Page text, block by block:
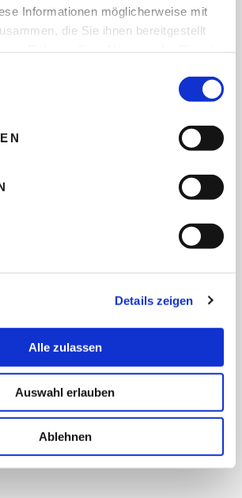
Informationen möglicherweise mit
die Sie ihnen bereitgestellt
Details zeigen
Alle zulassen
Auswahl erlauben
Ablehnen
ABFLUGHAFEN
WÜNSCHE